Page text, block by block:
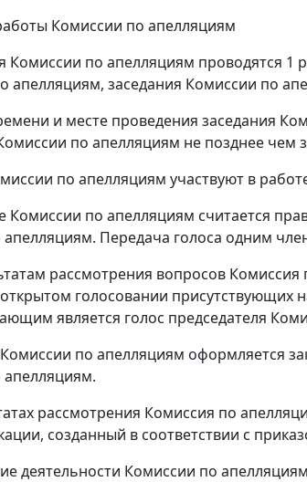
Комиссии по апелляциям
Комиссии по апелляциям проводятся 1
апелляциям, заседания Комиссии по
и месте проведения заседания
по апелляциям не позднее чем
по апелляциям участвуют в
Комиссии по апелляциям считается
Передача голоса одним
рассмотрения вопросов
голосовании присутствующих
является голос председателя
по апелляциям оформляется
рассмотрения Комиссия по
созданный в соответствии с
деятельности Комиссии по апелляциям